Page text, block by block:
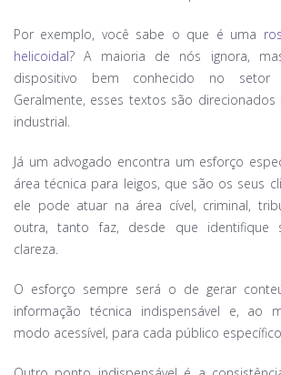
Por exemplo, você sabe o que é uma
helicoidal? A maioria de nós ignora,
dispositivo bem conhecido no setor
Geralmente, esses textos são
industrial.
Já um advogado encontra um esforço
área técnica para leigos, que são os seus
ele pode atuar na área cível, criminal,
outra, tanto faz, desde que identifique
clareza.
O esforço sempre será o de gerar
informação técnica indispensável e, ao
modo acessível, para cada público específico.